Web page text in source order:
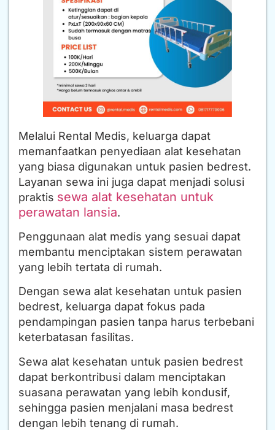
Melalui Rental Medis, keluarga dapat
memanfaatkan penyediaan alat kesehatan
yang biasa digunakan untuk pasien bedrest.
Layanan sewa ini juga dapat menjadi solusi
praktis sewa alat kesehatan untuk
perawatan lansia.
Penggunaan alat medis yang sesuai dapat
membantu menciptakan sistem perawatan
yang lebih tertata di rumah.
Dengan sewa alat kesehatan untuk pasien
bedrest, keluarga dapat fokus pada
pendampingan pasien tanpa harus terbebani
keterbatasan fasilitas.
Sewa alat kesehatan untuk pasien bedrest
dapat berkontribusi dalam menciptakan
suasana perawatan yang lebih kondusif,
sehingga pasien menjalani masa bedrest
dengan lebih tenang di rumah.